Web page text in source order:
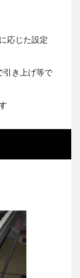
応じた設定
引き上げ等で